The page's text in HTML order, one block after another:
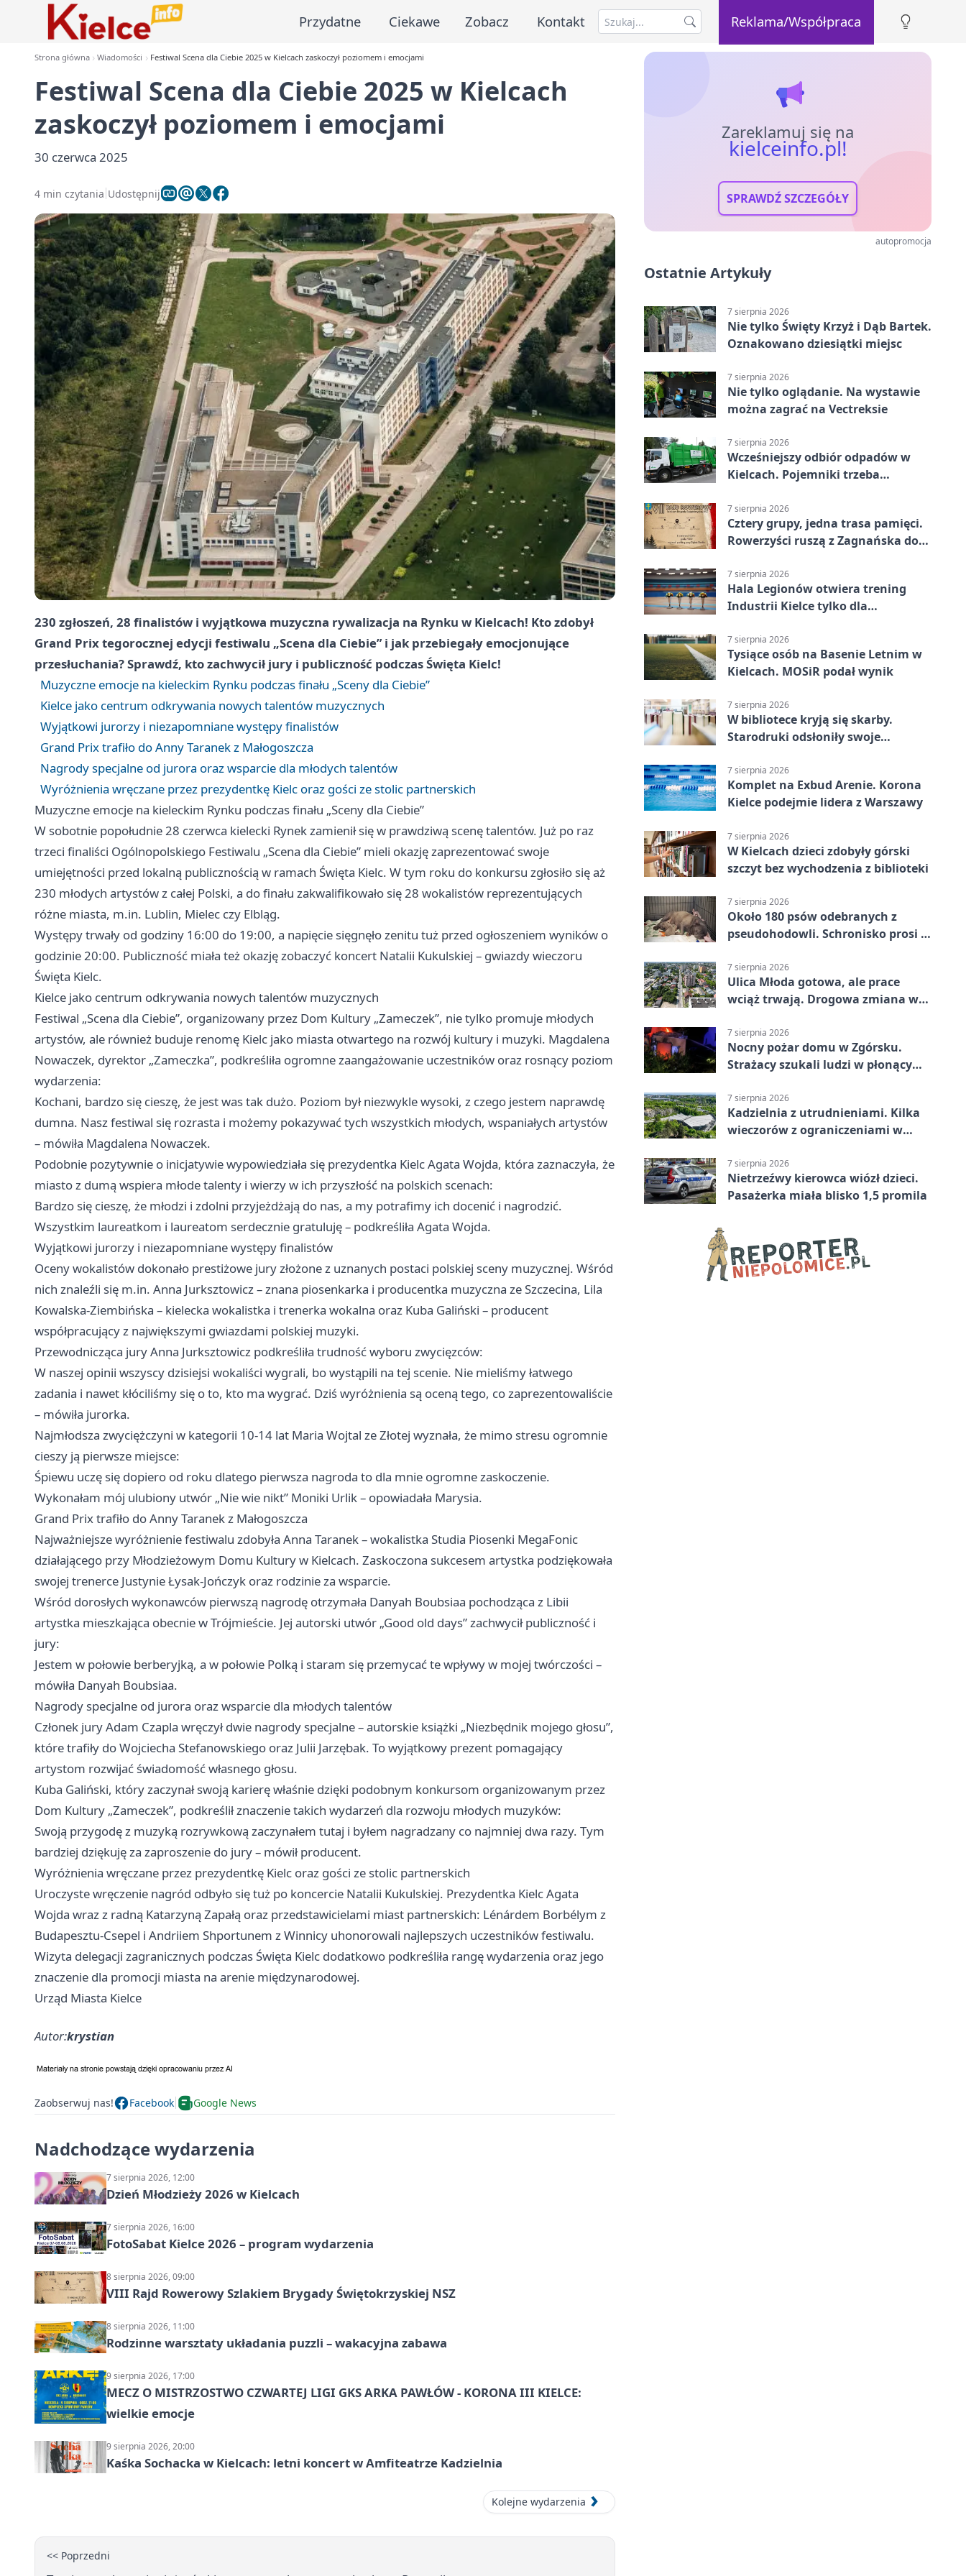
Przydatne Ciekawe Zobacz Kontakt Reklama/Współpraca
Strona główna Wiadomości Festiwal Scena dla Ciebie 2025 w Kielcach zaskoczył poziomem i emocjami
Festiwal Scena dla Ciebie 2025 w Kielcach
zaskoczył poziomem i emocjami
30 czerwca 2025
4 min czytania Udostępnij
230 zgłoszeń, 28 finalistów i wyjątkowa muzyczna rywalizacja na Rynku w Kielcach! Kto zdobył
Grand Prix tegorocznej edycji festiwalu „Scena dla Ciebie” i jak przebiegały emocjonujące
przesłuchania? Sprawdź, kto zachwycił jury i publiczność podczas Święta Kielc!
Muzyczne emocje na kieleckim Rynku podczas finału „Sceny dla Ciebie”
Kielce jako centrum odkrywania nowych talentów muzycznych
Wyjątkowi jurorzy i niezapomniane występy finalistów
Grand Prix trafiło do Anny Taranek z Małogoszcza
Nagrody specjalne od jurora oraz wsparcie dla młodych talentów
Wyróżnienia wręczane przez prezydentkę Kielc oraz gości ze stolic partnerskich
Muzyczne emocje na kieleckim Rynku podczas finału „Sceny dla Ciebie”
W sobotnie popołudnie 28 czerwca kielecki Rynek zamienił się w prawdziwą scenę talentów. Już po raz
trzeci finaliści Ogólnopolskiego Festiwalu „Scena dla Ciebie” mieli okazję zaprezentować swoje
umiejętności przed lokalną publicznością w ramach Święta Kielc. W tym roku do konkursu zgłosiło się aż
230 młodych artystów z całej Polski, a do finału zakwalifikowało się 28 wokalistów reprezentujących
różne miasta, m.in. Lublin, Mielec czy Elbląg.
Występy trwały od godziny 16:00 do 19:00, a napięcie sięgnęło zenitu tuż przed ogłoszeniem wyników o
godzinie 20:00. Publiczność miała też okazję zobaczyć koncert Natalii Kukulskiej – gwiazdy wieczoru
Święta Kielc.
Kielce jako centrum odkrywania nowych talentów muzycznych
Festiwal „Scena dla Ciebie”, organizowany przez Dom Kultury „Zameczek”, nie tylko promuje młodych
artystów, ale również buduje renomę Kielc jako miasta otwartego na rozwój kultury i muzyki. Magdalena
Nowaczek, dyrektor „Zameczka”, podkreśliła ogromne zaangażowanie uczestników oraz rosnący poziom
wydarzenia:
Kochani, bardzo się cieszę, że jest was tak dużo. Poziom był niezwykle wysoki, z czego jestem naprawdę
dumna. Nasz festiwal się rozrasta i możemy pokazywać tych wszystkich młodych, wspaniałych artystów
– mówiła Magdalena Nowaczek.
Podobnie pozytywnie o inicjatywie wypowiedziała się prezydentka Kielc Agata Wojda, która zaznaczyła, że
miasto z dumą wspiera młode talenty i wierzy w ich przyszłość na polskich scenach:
Bardzo się cieszę, że młodzi i zdolni przyjeżdżają do nas, a my potrafimy ich docenić i nagrodzić.
Wszystkim laureatkom i laureatom serdecznie gratuluję – podkreśliła Agata Wojda.
Wyjątkowi jurorzy i niezapomniane występy finalistów
Oceny wokalistów dokonało prestiżowe jury złożone z uznanych postaci polskiej sceny muzycznej. Wśród
nich znaleźli się m.in. Anna Jurksztowicz – znana piosenkarka i producentka muzyczna ze Szczecina, Lila
Kowalska-Ziembińska – kielecka wokalistka i trenerka wokalna oraz Kuba Galiński – producent
współpracujący z największymi gwiazdami polskiej muzyki.
Przewodnicząca jury Anna Jurksztowicz podkreśliła trudność wyboru zwycięzców:
W naszej opinii wszyscy dzisiejsi wokaliści wygrali, bo wystąpili na tej scenie. Nie mieliśmy łatwego
zadania i nawet kłóciliśmy się o to, kto ma wygrać. Dziś wyróżnienia są oceną tego, co zaprezentowaliście
– mówiła jurorka.
Najmłodsza zwyciężczyni w kategorii 10-14 lat Maria Wojtal ze Złotej wyznała, że mimo stresu ogromnie
cieszy ją pierwsze miejsce:
Śpiewu uczę się dopiero od roku dlatego pierwsza nagroda to dla mnie ogromne zaskoczenie.
Wykonałam mój ulubiony utwór „Nie wie nikt” Moniki Urlik – opowiadała Marysia.
Grand Prix trafiło do Anny Taranek z Małogoszcza
Najważniejsze wyróżnienie festiwalu zdobyła Anna Taranek – wokalistka Studia Piosenki MegaFonic
działającego przy Młodzieżowym Domu Kultury w Kielcach. Zaskoczona sukcesem artystka podziękowała
swojej trenerce Justynie Łysak-Jończyk oraz rodzinie za wsparcie.
Wśród dorosłych wykonawców pierwszą nagrodę otrzymała Danyah Boubsiaa pochodząca z Libii
artystka mieszkająca obecnie w Trójmieście. Jej autorski utwór „Good old days” zachwycił publiczność i
jury:
Jestem w połowie berberyjką, a w połowie Polką i staram się przemycać te wpływy w mojej twórczości –
mówiła Danyah Boubsiaa.
Nagrody specjalne od jurora oraz wsparcie dla młodych talentów
Członek jury Adam Czapla wręczył dwie nagrody specjalne – autorskie książki „Niezbędnik mojego głosu”,
które trafiły do Wojciecha Stefanowskiego oraz Julii Jarzębak. To wyjątkowy prezent pomagający
artystom rozwijać świadomość własnego głosu.
Kuba Galiński, który zaczynał swoją karierę właśnie dzięki podobnym konkursom organizowanym przez
Dom Kultury „Zameczek”, podkreślił znaczenie takich wydarzeń dla rozwoju młodych muzyków:
Swoją przygodę z muzyką rozrywkową zaczynałem tutaj i byłem nagradzany co najmniej dwa razy. Tym
bardziej dziękuję za zaproszenie do jury – mówił producent.
Wyróżnienia wręczane przez prezydentkę Kielc oraz gości ze stolic partnerskich
Uroczyste wręczenie nagród odbyło się tuż po koncercie Natalii Kukulskiej. Prezydentka Kielc Agata
Wojda wraz z radną Katarzyną Zapałą oraz przedstawicielami miast partnerskich: Lénárdem Borbélym z
Budapesztu-Csepel i Andriiem Shportunem z Winnicy uhonorowali najlepszych uczestników festiwalu.
Wizyta delegacji zagranicznych podczas Święta Kielc dodatkowo podkreśliła rangę wydarzenia oraz jego
znaczenie dla promocji miasta na arenie międzynarodowej.
Urząd Miasta Kielce
Autor:krystian
Zaobserwuj nas! Facebook Google News
Nadchodzące wydarzenia
7 sierpnia 2026, 12:00
Dzień Młodzieży 2026 w Kielcach
7 sierpnia 2026, 16:00
FotoSabat Kielce 2026 – program wydarzenia
8 sierpnia 2026, 09:00
VIII Rajd Rowerowy Szlakiem Brygady Świętokrzyskiej NSZ
8 sierpnia 2026, 11:00
Rodzinne warsztaty układania puzzli – wakacyjna zabawa
9 sierpnia 2026, 17:00
MECZ O MISTRZOSTWO CZWARTEJ LIGI GKS ARKA PAWŁÓW - KORONA III KIELCE:
wielkie emocje
9 sierpnia 2026, 20:00
Kaśka Sochacka w Kielcach: letni koncert w Amfiteatrze Kadzielnia
Kolejne wydarzenia
<< Poprzedni
Zareklamuj się na
kielceinfo.pl!
SPRAWDŹ SZCZEGÓŁY
autopromocja
Ostatnie Artykuły
7 sierpnia 2026
Nie tylko Święty Krzyż i Dąb Bartek.
Oznakowano dziesiątki miejsc
7 sierpnia 2026
Nie tylko oglądanie. Na wystawie
można zagrać na Vectreksie
7 sierpnia 2026
Wcześniejszy odbiór odpadów w
Kielcach. Pojemniki trzeba
7 sierpnia 2026
Cztery grupy, jedna trasa pamięci.
Rowerzyści ruszą z Zagnańska do
7 sierpnia 2026
Hala Legionów otwiera trening
Industrii Kielce tylko dla
7 sierpnia 2026
Tysiące osób na Basenie Letnim w
Kielcach. MOSiR podał wynik
7 sierpnia 2026
W bibliotece kryją się skarby.
Starodruki odsłoniły swoje
7 sierpnia 2026
Komplet na Exbud Arenie. Korona
Kielce podejmie lidera z Warszawy
7 sierpnia 2026
W Kielcach dzieci zdobyły górski
szczyt bez wychodzenia z biblioteki
7 sierpnia 2026
Około 180 psów odebranych z
pseudohodowli. Schronisko prosi o
7 sierpnia 2026
Ulica Młoda gotowa, ale prace
wciąż trwają. Drogowa zmiana w
7 sierpnia 2026
Nocny pożar domu w Zgórsku.
Strażacy szukali ludzi w płonącym
7 sierpnia 2026
Kadzielnia z utrudnieniami. Kilka
wieczorów z ograniczeniami w
7 sierpnia 2026
Nietrzeźwy kierowca wiózł dzieci.
Pasażerka miała blisko 1,5 promila